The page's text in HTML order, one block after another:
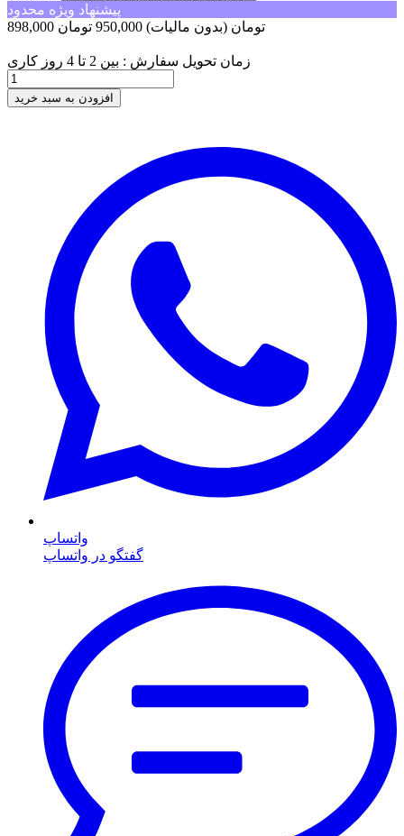
پیشنهاد ویژه محدود
898,000 تومان (بدون مالیات) 950,000 تومان
زمان تحویل سفارش : بین 2 تا 4 روز کاری
افزودن به سبد خرید
واتساپ
گفتگو در واتساپ